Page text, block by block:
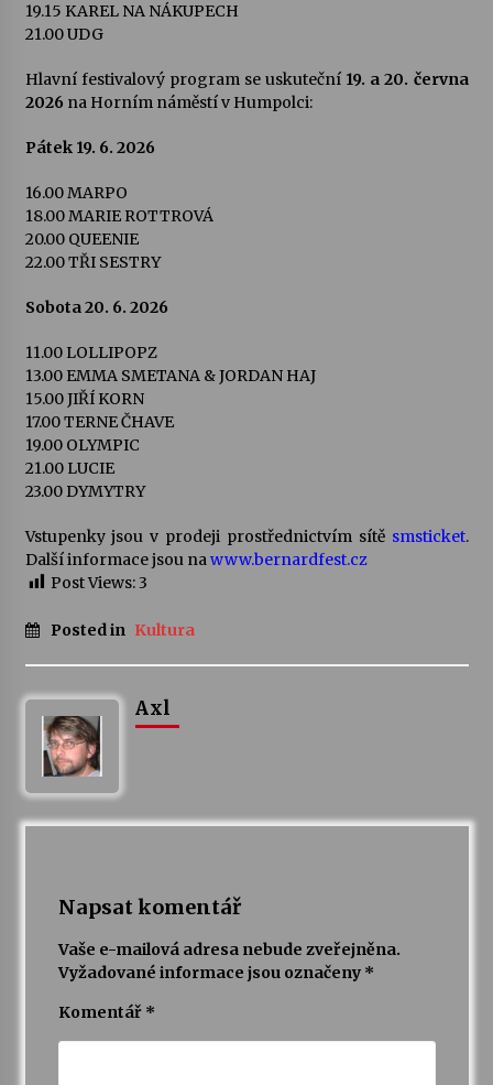
19.15 KAREL NA NÁKUPECH
21.00 UDG
Hlavní festivalový program se uskuteční 19. a 20. června
2026 na Horním náměstí v Humpolci:
Pátek 19. 6. 2026
16.00 MARPO
18.00 MARIE ROTTROVÁ
20.00 QUEENIE
22.00 TŘI SESTRY
Sobota 20. 6. 2026
11.00 LOLLIPOPZ
13.00 EMMA SMETANA & JORDAN HAJ
15.00 JIŘÍ KORN
17.00 TERNE ČHAVE
19.00 OLYMPIC
21.00 LUCIE
23.00 DYMYTRY
Vstupenky jsou v prodeji prostřednictvím sítě smsticket.
Další informace jsou nawww.bernardfest.cz
Post Views:3
Posted in Kultura
Axl
Napsat komentář
Vaše e-mailová adresa nebude zveřejněna.
Vyžadované informace jsou označeny *
Komentář *